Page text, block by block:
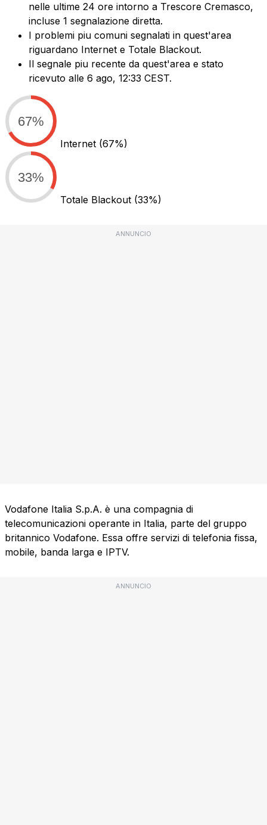
nelle ultime 24 ore intorno a Trescore Cremasco,
incluse 1 segnalazione diretta.
I problemi piu comuni segnalati in quest'area
riguardano Internet e Totale Blackout.
Il segnale piu recente da quest'area e stato
ricevuto alle 6 ago, 12:33 CEST.
67%
Internet (67%)
33%
Totale Blackout (33%)
ANNUNCIO
Vodafone Italia S.p.A. è una compagnia di
telecomunicazioni operante in Italia, parte del gruppo
britannico Vodafone. Essa offre servizi di telefonia fissa,
mobile, banda larga e IPTV.
ANNUNCIO